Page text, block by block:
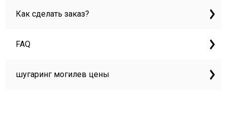
Как сделать заказ?
FAQ
шугаринг могилев цены